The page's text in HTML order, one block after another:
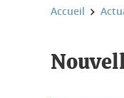
Vous êtes ici :
Accueil